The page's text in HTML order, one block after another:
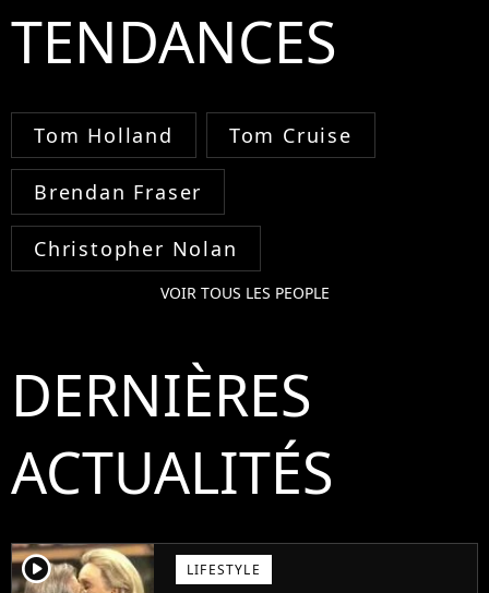
TENDANCES
Tom Holland Tom Cruise
Brendan Fraser
Christopher Nolan
VOIR TOUS LES PEOPLE
DERNIÈRES
ACTUALITÉS
player2 LIFESTYLE